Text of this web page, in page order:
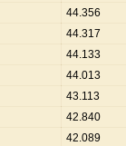
44.356
44.317
44.133
44.013
43.113
42.840
42.089